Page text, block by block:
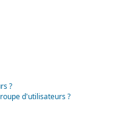
?
d'utilisateurs ?